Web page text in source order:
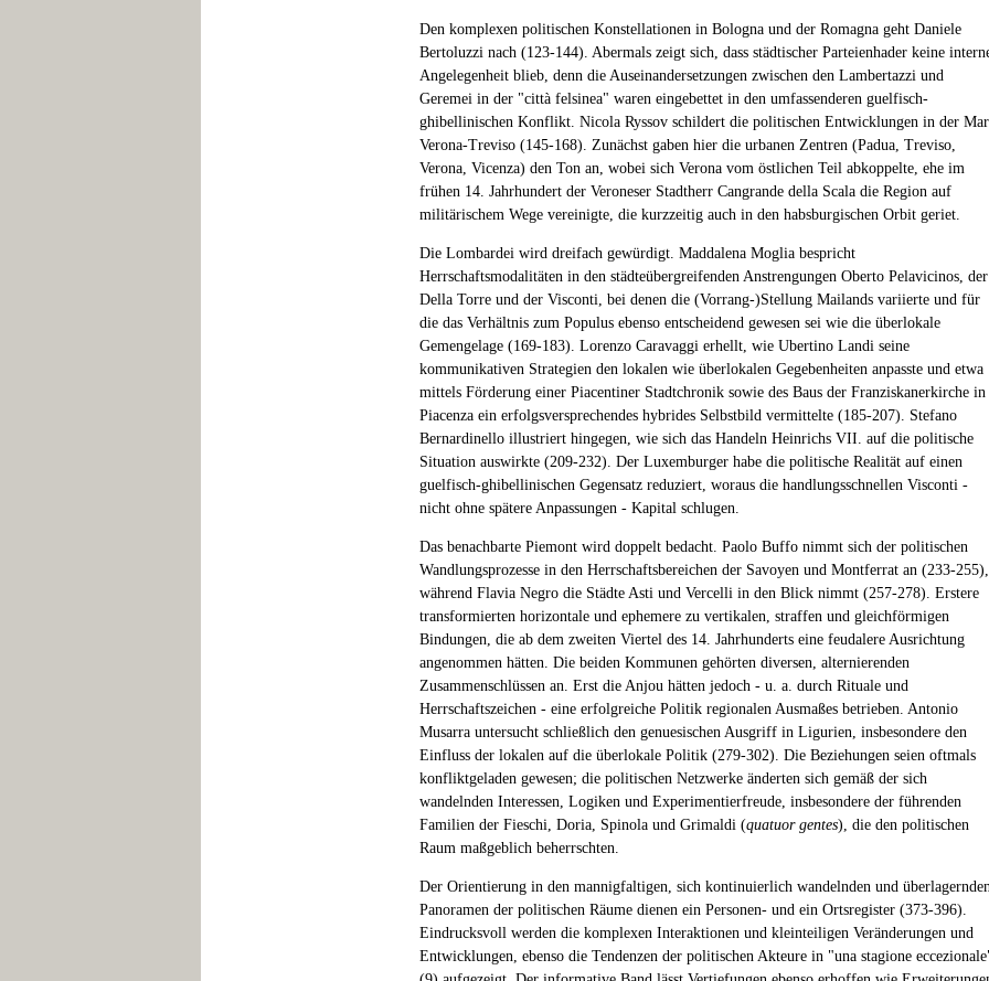
Den komplexen politischen Konstellationen in Bologna und der Romagna geht Daniele
Bertoluzzi nach (123-144). Abermals zeigt sich, dass städtischer Parteienhader keine
Angelegenheit blieb, denn die Auseinandersetzungen zwischen den Lambertazzi und
Geremei in der "città felsinea" waren eingebettet in den umfassenderen guelfisch-
ghibellinischen Konflikt. Nicola Ryssov schildert die politischen Entwicklungen in der
Verona-Treviso (145-168). Zunächst gaben hier die urbanen Zentren (Padua, Treviso,
Verona, Vicenza) den Ton an, wobei sich Verona vom östlichen Teil abkoppelte, ehe im
frühen 14. Jahrhundert der Veroneser Stadtherr Cangrande della Scala die Region auf
militärischem Wege vereinigte, die kurzzeitig auch in den habsburgischen Orbit geriet.
Die Lombardei wird dreifach gewürdigt. Maddalena Moglia bespricht
Herrschaftsmodalitäten in den städteübergreifenden Anstrengungen Oberto Pelavicinos, der
Della Torre und der Visconti, bei denen die (Vorrang-)Stellung Mailands variierte und für
die das Verhältnis zum Populus ebenso entscheidend gewesen sei wie die überlokale
Gemengelage (169-183). Lorenzo Caravaggi erhellt, wie Ubertino Landi seine
kommunikativen Strategien den lokalen wie überlokalen Gegebenheiten anpasste und etwa
mittels Förderung einer Piacentiner Stadtchronik sowie des Baus der Franziskanerkirche in
Piacenza ein erfolgsversprechendes hybrides Selbstbild vermittelte (185-207). Stefano
Bernardinello illustriert hingegen, wie sich das Handeln Heinrichs VII. auf die politische
Situation auswirkte (209-232). Der Luxemburger habe die politische Realität auf einen
guelfisch-ghibellinischen Gegensatz reduziert, woraus die handlungsschnellen Visconti -
nicht ohne spätere Anpassungen - Kapital schlugen.
Das benachbarte Piemont wird doppelt bedacht. Paolo Buffo nimmt sich der politischen
Wandlungsprozesse in den Herrschaftsbereichen der Savoyen und Montferrat an (233-255),
während Flavia Negro die Städte Asti und Vercelli in den Blick nimmt (257-278). Erstere
transformierten horizontale und ephemere zu vertikalen, straffen und gleichförmigen
Bindungen, die ab dem zweiten Viertel des 14. Jahrhunderts eine feudalere Ausrichtung
angenommen hätten. Die beiden Kommunen gehörten diversen, alternierenden
Zusammenschlüssen an. Erst die Anjou hätten jedoch - u. a. durch Rituale und
Herrschaftszeichen - eine erfolgreiche Politik regionalen Ausmaßes betrieben. Antonio
Musarra untersucht schließlich den genuesischen Ausgriff in Ligurien, insbesondere den
Einfluss der lokalen auf die überlokale Politik (279-302). Die Beziehungen seien oftmals
konfliktgeladen gewesen; die politischen Netzwerke änderten sich gemäß der sich
wandelnden Interessen, Logiken und Experimentierfreude, insbesondere der führenden
Familien der Fieschi, Doria, Spinola und Grimaldi (quatuor gentes), die den politischen
Raum maßgeblich beherrschten.
Der Orientierung in den mannigfaltigen, sich kontinuierlich wandelnden und
Panoramen der politischen Räume dienen ein Personen- und ein Ortsregister (373-396).
Eindrucksvoll werden die komplexen Interaktionen und kleinteiligen Veränderungen und
Entwicklungen, ebenso die Tendenzen der politischen Akteure in "una stagione